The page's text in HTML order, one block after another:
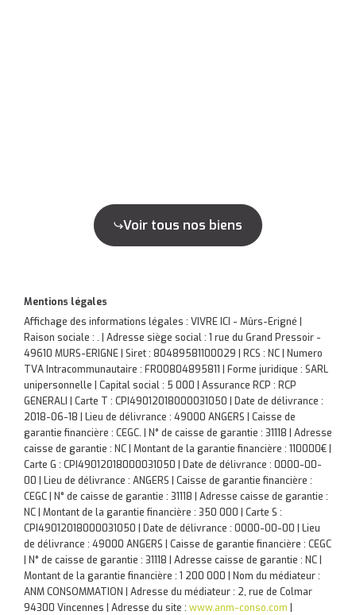
Voir tous nos biens
Mentions légales
Affichage des informations légales : VIVRE ICI - Mûrs-Erigné |
Raison sociale : . | Adresse siège social : 1 rue du Grand Pressoir -
49610 MURS-ERIGNE | Siret : 80489581100029 | RCS : NC | Numero
TVA Intracommunautaire : FR00804895811 | Forme juridique : SARL
unipersonnelle | Capital social : 5 000 | Assurance RCP : RCP
GENERALI | Carte T : CPI49012018000031050 | Date de délivrance :
2018-06-18 | Lieu de délivrance : 49000 ANGERS | Caisse de
garantie financière : CEGC. | N° de caisse de garantie : 31118 | Adresse
caisse de garantie : NC | Montant de la garantie financière : 110000€ |
Carte G : CPI49012018000031050 | Date de délivrance : 0000-00-
00 | Lieu de délivrance : ANGERS | Caisse de garantie financière :
CEGC | N° de caisse de garantie : 31118 | Adresse caisse de garantie :
NC | Montant de la garantie financière : 350 000 | Carte S :
CPI49012018000031050 | Date de délivrance : 0000-00-00 | Lieu
de délivrance : 49000 ANGERS | Caisse de garantie financière : CEGC
| N° de caisse de garantie : 31118 | Adresse caisse de garantie : NC |
Montant de la garantie financière : 1 200 000 | Nom du médiateur :
ANM CONSOMMATION | Adresse du médiateur : 2, rue de Colmar
94300 Vincennes | Adresse du site : www.anm-conso.com